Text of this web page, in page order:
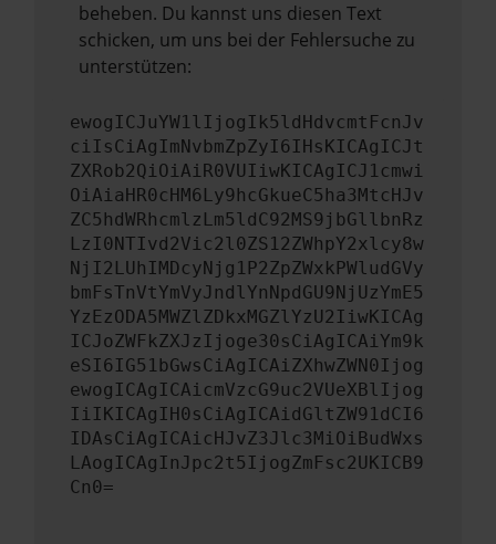
beheben. Du kannst uns diesen Text
schicken, um uns bei der Fehlersuche zu
unterstützen:
ewogICJuYW1lIjogIk5ldHdvcmtFcnJv
ciIsCiAgImNvbmZpZyI6IHsKICAgICJt
ZXRob2QiOiAiR0VUIiwKICAgICJ1cmwi
OiAiaHR0cHM6Ly9hcGkueC5ha3MtcHJv
ZC5hdWRhcmlzLm5ldC92MS9jbGllbnRz
LzI0NTIvd2Vic2l0ZS12ZWhpY2xlcy8w
NjI2LUhIMDcyNjg1P2ZpZWxkPWludGVy
bmFsTnVtYmVyJndlYnNpdGU9NjUzYmE5
YzEzODA5MWZlZDkxMGZlYzU2IiwKICAg
ICJoZWFkZXJzIjoge30sCiAgICAiYm9k
eSI6IG51bGwsCiAgICAiZXhwZWN0Ijog
ewogICAgICAicmVzcG9uc2VUeXBlIjog
IiIKICAgIH0sCiAgICAidGltZW91dCI6
IDAsCiAgICAicHJvZ3Jlc3MiOiBudWxs
LAogICAgInJpc2t5IjogZmFsc2UKICB9
Cn0=